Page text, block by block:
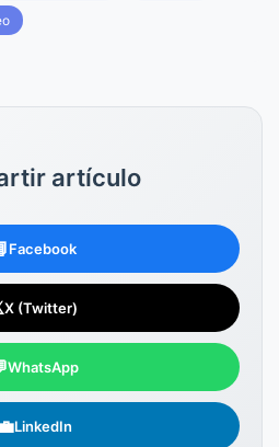
artículo
Facebook
X (Twitter)
WhatsApp
💼LinkedIn